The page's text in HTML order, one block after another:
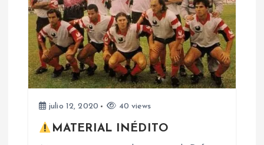
a
d
a
julio 12, 2020 40 views
MATERIAL INÉDITO